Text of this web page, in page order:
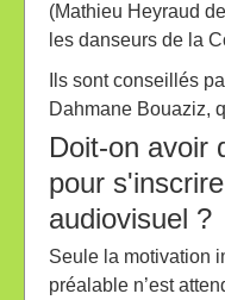
(Mathieu Heyraud
les danseurs de la
Ils sont conseillés
Dahmane Bouaziz,
Doit-on avoir
pour
audiovisuel ?
Seule la motivation
préalable n’est